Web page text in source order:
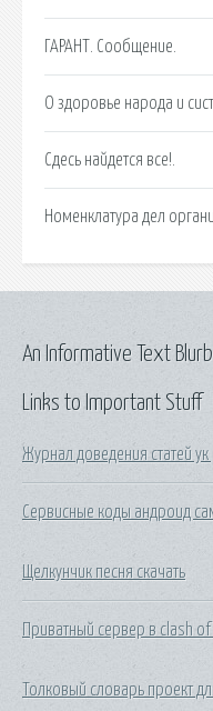
ГАРАНТ. Сообщение.
О здоровье народа и
Сдесь найдется все!.
Номенклатура дел
Links to Important Stuff
Журнал доведения статей
Сервисные коды андроид
Щелкунчик песня скачать
Приватный сервер в clash
Толковый словарь проект
An Informative Text Blurb